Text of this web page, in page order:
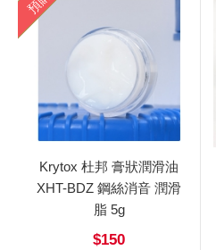
Krytox 杜邦 膏狀潤滑油
XHT-BDZ 鋼絲消音 潤滑
脂 5g
$150